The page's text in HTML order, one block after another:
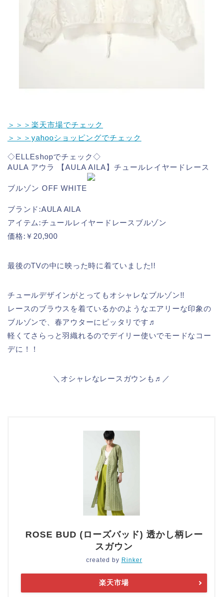
＞＞＞楽天市場でチェック
＞＞＞yahooショッピングでチェック
◇ELLEshopでチェック◇
AULA アウラ 【AULA AILA】チュールレイヤードレース
ブルゾン OFF WHITE
ブランド:AULA AILA
アイテム:チュールレイヤードレースブルゾン
価格:￥20,900
最後のTVの中に映った時に着ていました!!
チュールデザインがとってもオシャレなブルゾン!!
レースのブラウスを着ているかのようなエアリーな印象の
ブルゾンで、春アウターにピッタリです♬
軽くてさらっと羽織れるのでデイリー使いでモードなコー
デに！！
＼オシャレなレースガウンも♬／
ROSE BUD (ローズバッド) 透かし柄レー
スガウン
created by Rinker
楽天市場